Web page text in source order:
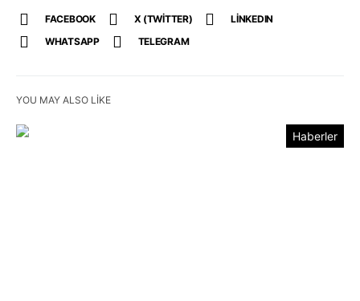
FACEBOOK X (TWITTER)
LINKEDIN
WHATSAPP
TELEGRAM
YOU MAY ALSO LIKE
Haberler